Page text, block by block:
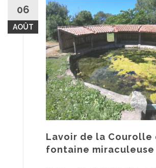
06
AOÛT
Lavoir de la Courolle
fontaine miraculeuse